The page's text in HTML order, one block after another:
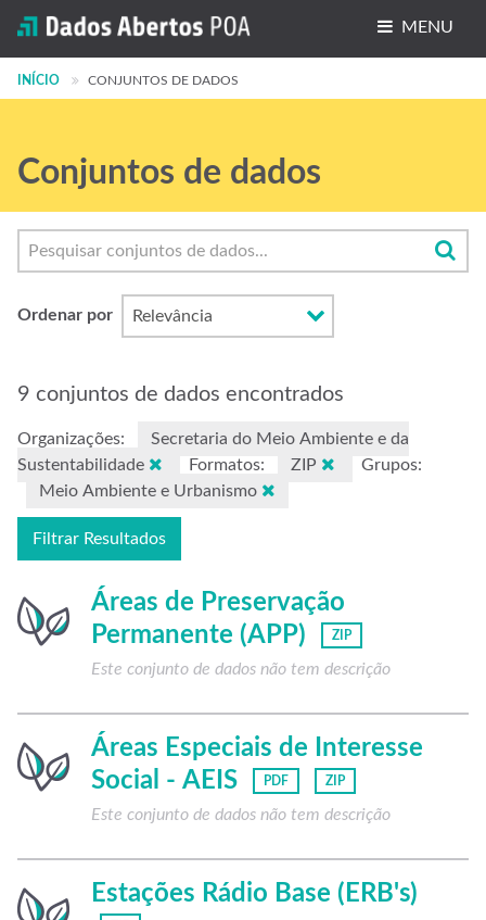
MENU
Conjuntos de dados
Grupos
Sobre
INÍCIO CONJUNTOS DE DADOS
Conjuntos de dados
Ordenar por
9 conjuntos de dados encontrados
Organizações:
Secretaria do Meio Ambiente e da
Sustentabilidade
Formatos: ZIP
Grupos:
Meio Ambiente e Urbanismo
Filtrar Resultados
Áreas de Preservação
Permanente (APP)
ZIP
Este conjunto de dados não tem descrição
Áreas Especiais de Interesse
Social - AEIS
PDF ZIP
Este conjunto de dados não tem descrição
Estações Rádio Base (ERB's)